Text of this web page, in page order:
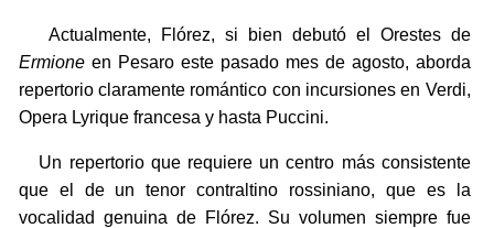
Actualmente, Flórez, si bien debutó el Orestes de
Ermioneen Pesaro este pasado mes de agosto, aborda
repertorio claramente romántico con incursiones en Verdi,
Opera Lyrique francesa y hasta Puccini.
Un repertorio que requiere un centro más consistente
que el de un tenor contraltino rossiniano, que es la
vocalidad genuina de Flórez. Su volumen siempre fue